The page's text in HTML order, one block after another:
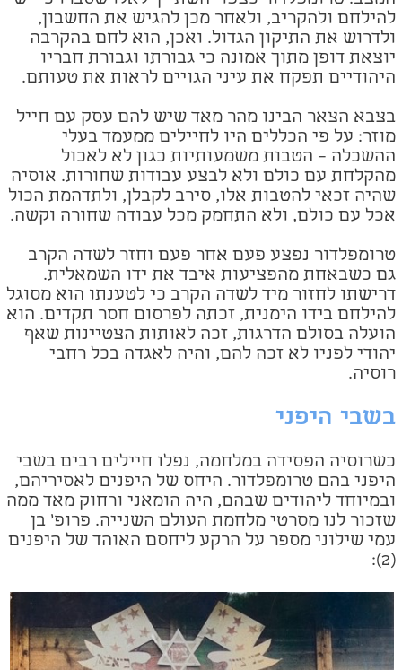
להילחם ולהקריב, ולאחר מכן להגיש את החשבון,
ולדרוש את התיקון הגדול. ואכן, הוא לחם בהקרבה
יוצאת דופן מתוך אמונה כי גבורתו וגבורת חבריו
היהודיים תפקח את עיני הגויים לראות את טעותם.
בצבא הצאר הבינו מהר מאד שיש להם עסק עם חייל
מוזר: על פי הכללים היו לחיילים ממעמד בעלי
ההשכלה – הטבות משמעותיות כגון לא לאכול
מהקלחת עם כולם ולא לבצע עבודות שחורות. אוסיה
שהיה זכאי להטבות אלו, סירב לקבלן, ולתדהמת הכול
אכל עם כולם, ולא התחמק מכל עבודה שחורה וקשה.
טרומפלדור נפצע פעם אחר פעם וחזר לשדה הקרב
גם כשבאחת מהפציעות איבד את ידו השמאלית.
דרישתו לחזור מיד לשדה הקרב כי לטענתו הוא מסוגל
להילחם בידו הימנית, זכתה לפרסום חסר תקדים. הוא
הועלה בסולם הדרגות, זכה לאותות הצטיינות שאף
יהודי לפניו לא זכה להם, והיה לאגדה בכל רחבי
רוסיה.
בשבי היפני
כשרוסיה הפסידה במלחמה, נפלו חיילים רבים בשבי
היפני בהם טרומפלדור. היחס של היפנים לאסיריהם,
ובמיוחד ליהודים שבהם, היה הומאני ורחוק מאד ממה
שזכור לנו מסרטי מלחמת העולם השנייה. פרופ' בן
עמי שילוני מספר על הרקע ליחסם האוהד של היפנים
(2):